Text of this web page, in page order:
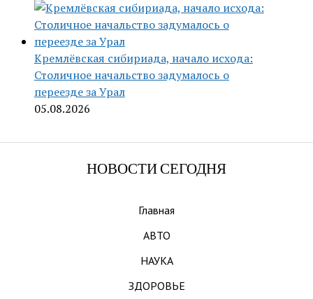
Кремлёвская сибириада, начало исхода:
Столичное начальство задумалось о
переезде за Урал
05.08.2026
НОВОСТИ СЕГОДНЯ
Главная
АВТО
НАУКА
ЗДОРОВЬЕ